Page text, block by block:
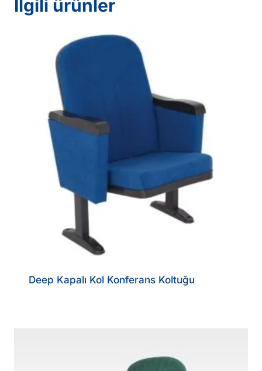
İlgili ürünler
Deep Kapalı Kol Konferans Koltuğu